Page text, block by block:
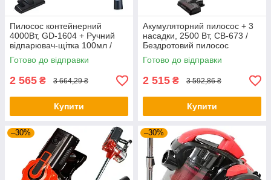
Пилосос контейнерний
4000Вт, GD-1604 + Ручний
відпарювач-щітка 100мл /
Побутовий пилосос без мішка
Готово до відправки
2 565 ₴ 3 664,29 ₴
Купити
Акумуляторний пилосос + 3
насадки, 2500 Вт, СВ-673 /
Бездротовий пилосос
вертикальний / Ручний
пилосос
Готово до відправки
2 515 ₴ 3 592,86 ₴
Купити
–30% –30%